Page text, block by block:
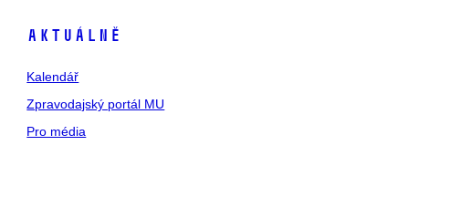
Aktuálně
Kalendář
Zpravodajský portál MU
Pro média